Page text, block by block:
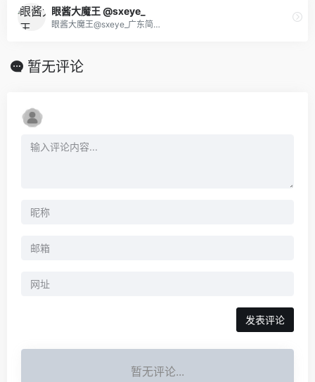
眼酱大魔王 @sxeye_
眼酱大魔王@sxeye_广东简…
暂无评论
发表评论
暂无评论...